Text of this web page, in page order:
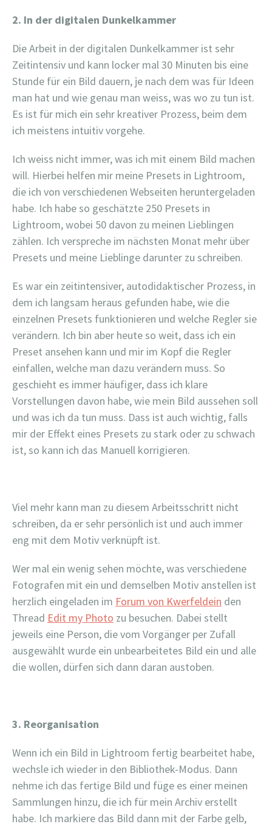
2. In der digitalen Dunkelkammer
Die Arbeit in der digitalen Dunkelkammer ist sehr
Zeitintensiv und kann locker mal 30 Minuten bis eine
Stunde für ein Bild dauern, je nach dem was für Ideen
man hat und wie genau man weiss, was wo zu tun ist.
Es ist für mich ein sehr kreativer Prozess, beim dem
ich meistens intuitiv vorgehe.
Ich weiss nicht immer, was ich mit einem Bild machen
will. Hierbei helfen mir meine Presets in Lightroom,
die ich von verschiedenen Webseiten heruntergeladen
habe. Ich habe so geschätzte 250 Presets in
Lightroom, wobei 50 davon zu meinen Lieblingen
zählen. Ich verspreche im nächsten Monat mehr über
Presets und meine Lieblinge darunter zu schreiben.
Es war ein zeitintensiver, autodidaktischer Prozess, in
dem ich langsam heraus gefunden habe, wie die
einzelnen Presets funktionieren und welche Regler sie
verändern. Ich bin aber heute so weit, dass ich ein
Preset ansehen kann und mir im Kopf die Regler
einfallen, welche man dazu verändern muss. So
geschieht es immer häufiger, dass ich klare
Vorstellungen davon habe, wie mein Bild aussehen soll
und was ich da tun muss. Dass ist auch wichtig, falls
mir der Effekt eines Presets zu stark oder zu schwach
ist, so kann ich das Manuell korrigieren.
Viel mehr kann man zu diesem Arbeitsschritt nicht
schreiben, da er sehr persönlich ist und auch immer
eng mit dem Motiv verknüpft ist.
Wer mal ein wenig sehen möchte, was verschiedene
Fotografen mit ein und demselben Motiv anstellen ist
herzlich eingeladen im Forum von Kwerfeldein den
Thread Edit my Photo zu besuchen. Dabei stellt
jeweils eine Person, die vom Vorgänger per Zufall
ausgewählt wurde ein unbearbeitetes Bild ein und alle
die wollen, dürfen sich dann daran austoben.
3. Reorganisation
Wenn ich ein Bild in Lightroom fertig bearbeitet habe,
wechsle ich wieder in den Bibliothek-Modus. Dann
nehme ich das fertige Bild und füge es einer meinen
Sammlungen hinzu, die ich für mein Archiv erstellt
habe. Ich markiere das Bild dann mit der Farbe gelb,